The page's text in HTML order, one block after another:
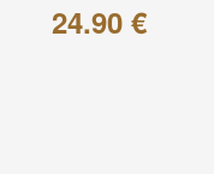
24.90 €